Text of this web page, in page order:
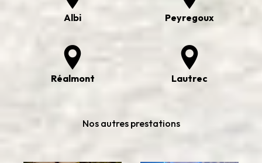
Albi Peyregoux
Réalmont Lautrec
Nos autres prestations